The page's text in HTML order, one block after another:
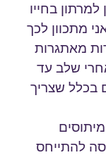
בחייו
מתכוון לכך
מאתגרות
שלב עד
בכלל שצריך
להתייחס